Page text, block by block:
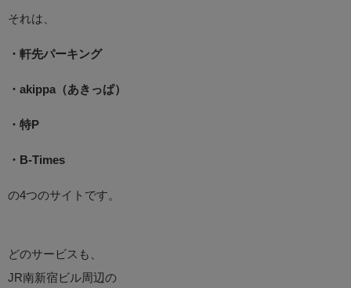
それは、
・軒先パーキング
・akippa（あきっぱ）
・特P
・B-Times
の4つのサイトです。
どのサービスも、
JR南新宿ビル周辺の